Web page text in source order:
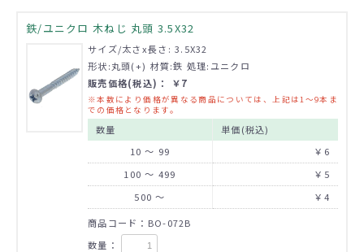
鉄/ユニクロ 木ねじ 丸頭 3.5X32
サイズ/太さx長さ: 3.5X32
形状:丸頭(+) 材質:鉄 処理:ユニクロ
販売価格(税込)： ￥7
※本数により価格が異なる商品については、上記は1～9本ま
での価格となります。
数量
単価(税込)
10 ～ 99
￥6
100 ～ 499
￥5
500 ～
￥4
商品コード：BO-072B
数量：